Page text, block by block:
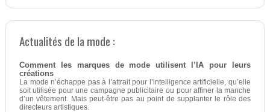
Actualités de la mode :
Comment les marques de mode utilisent l’IA pour leurs
créations
La mode n’échappe pas à l’attrait pour l’intelligence artificielle, qu’elle
soit utilisée pour une campagne publicitaire ou pour affiner la manche
d’un vêtement. Mais peut-être pas au point de supplanter le rôle des
directeurs artistiques.